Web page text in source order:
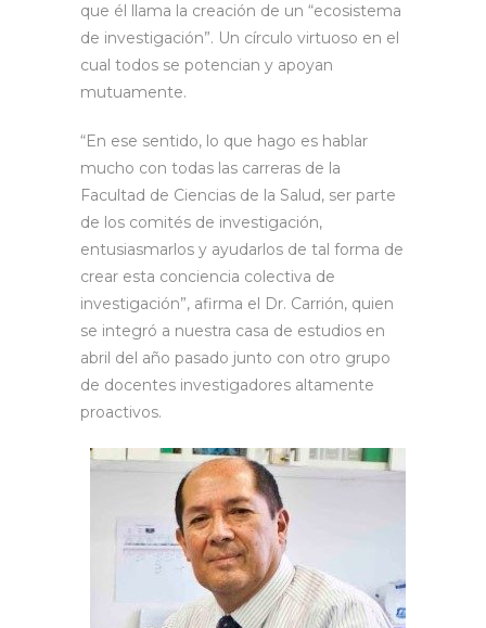
que él llama la creación de un “ecosistema
de investigación”. Un círculo virtuoso en el
cual todos se potencian y apoyan
mutuamente.
“En ese sentido, lo que hago es hablar
mucho con todas las carreras de la
Facultad de Ciencias de la Salud, ser parte
de los comités de investigación,
entusiasmarlos y ayudarlos de tal forma de
crear esta conciencia colectiva de
investigación”, afirma el Dr. Carrión, quien
se integró a nuestra casa de estudios en
abril del año pasado junto con otro grupo
de docentes investigadores altamente
proactivos.